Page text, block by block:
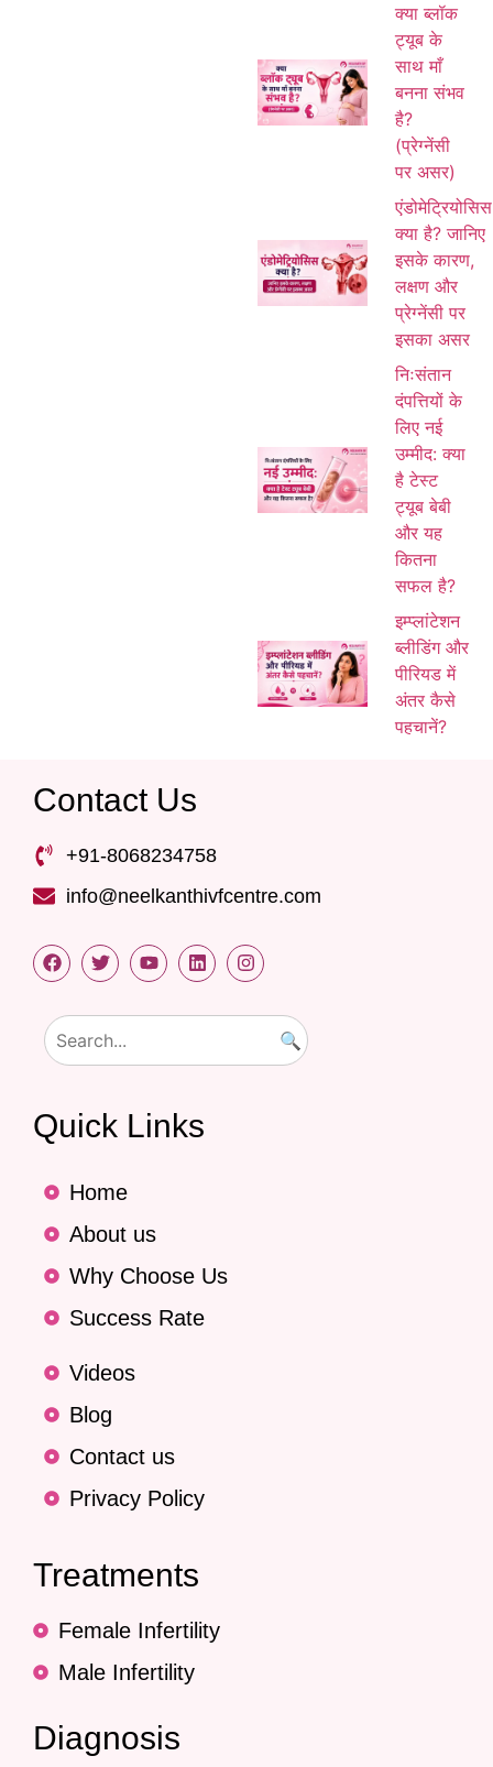
क्या ब्लॉक
ट्यूब के
साथ माँ
बनना संभव
है?
(प्रेग्नेंसी
पर असर)
एंडोमेट्रियोसिस
क्या है? जानिए
इसके कारण,
लक्षण और
प्रेग्नेंसी पर
इसका असर
निःसंतान
दंपत्तियों के
लिए नई
उम्मीद: क्या
है टेस्ट
ट्यूब बेबी
और यह
कितना
सफल है?
इम्प्लांटेशन
ब्लीडिंग और
पीरियड में
अंतर कैसे
पहचानें?
Contact Us
+91-8068234758
info@neelkanthivfcentre.com
🔍
Quick Links
Home
About us
Why Choose Us
Success Rate
Videos
Blog
Contact us
Privacy Policy
Treatments
Female Infertility
Male Infertility
Diagnosis